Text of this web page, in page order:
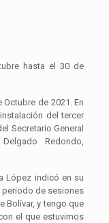
hasta el 30 de
Octubre de 2021. En
del tercer
Secretario General
Redondo,
López indicó en su
periodo de sesiones
Bolívar, y tengo que
el que estuvimos